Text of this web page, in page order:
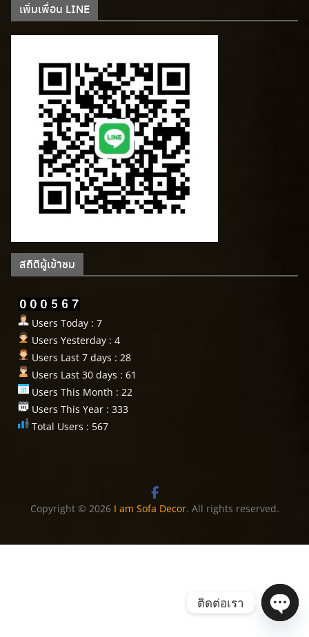
เพิ่มเพื่อน LINE
สถิติผู้เข้าชม
Users Today : 7
Users Yesterday : 4
Users Last 7 days : 28
Users Last 30 days : 61
Users This Month : 22
Users This Year : 333
Total Users : 567
Copyright © 2026 I am Sofa Decor. All rights reserved.
ติดต่อเรา